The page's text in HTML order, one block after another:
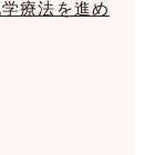
療法を進め